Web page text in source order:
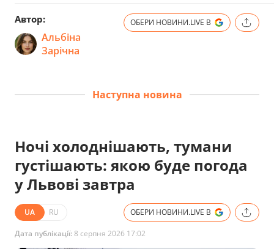
Автор:
Альбіна
Зарічна
ОБЕРИ НОВИНИ.LIVE В
Наступна новина
Ночі холоднішають, тумани
густішають: якою буде погода
у Львові завтра
UA RU ОБЕРИ НОВИНИ.LIVE В
Дата публікації:8 серпня 2026 17:02